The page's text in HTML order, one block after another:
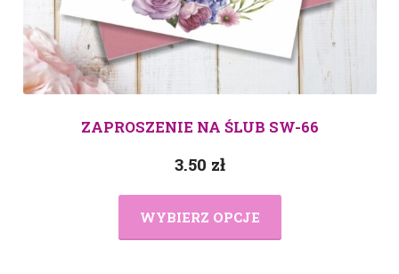
ZAPROSZENIE NA ŚLUB SW-66
3.50 zł
WYBIERZ OPCJE